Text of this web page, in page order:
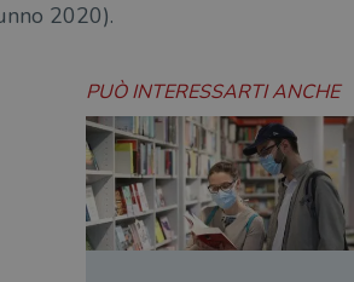
2020).
PUÒ INTERESSARTI ANCHE